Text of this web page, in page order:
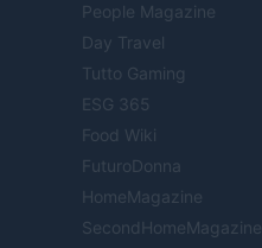
People Magazine
Day Travel
Tutto Gaming
ESG 365
Food Wiki
FuturoDonna
HomeMagazine
SecondHomeMagazine